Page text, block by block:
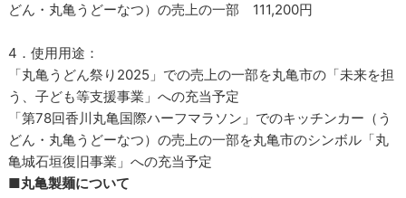
どん・丸亀うどーなつ）の売上の一部 111,200円
4．使用用途：
「丸亀うどん祭り2025」での売上の一部を丸亀市の「未来を担
う、子ども等支援事業」への充当予定
「第78回香川丸亀国際ハーフマラソン」でのキッチンカー（う
どん・丸亀うどーなつ）の売上の一部を丸亀市のシンボル「丸
亀城石垣復旧事業」への充当予定
■丸亀製麺について